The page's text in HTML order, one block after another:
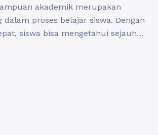
akademik merupakan
dalam proses belajar siswa. Dengan
siswa bisa mengetahui sejauh
mempersiapkan diri untuk